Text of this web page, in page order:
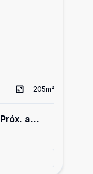
205m²
a
(2 suítes)